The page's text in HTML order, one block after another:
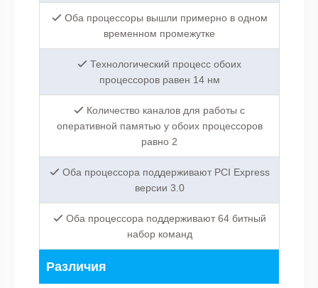
Оба процессоры вышли примерно в одном
временном промежутке
Технологический процесс обоих
процессоров равен 14 нм
Количество каналов для работы с
оперативной памятью у обоих процессоров
равно 2
Оба процессора поддерживают PCI Express
версии 3.0
Оба процессора поддерживают 64 битный
набор команд
Различия